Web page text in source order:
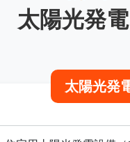
太陽光発
太陽光発